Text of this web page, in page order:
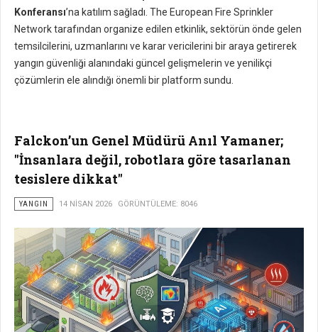
Konferansı’na katılım sağladı. The European Fire Sprinkler
Network tarafından organize edilen etkinlik, sektörün önde gelen
temsilcilerini, uzmanlarını ve karar vericilerini bir araya getirerek
yangın güvenliği alanındaki güncel gelişmelerin ve yenilikçi
çözümlerin ele alındığı önemli bir platform sundu.
Falckon’un Genel Müdürü Anıl Yamaner;
"İnsanlara değil, robotlara göre tasarlanan
tesislere dikkat"
YANGIN 14 NISAN 2026 GÖRÜNTÜLEME: 8046